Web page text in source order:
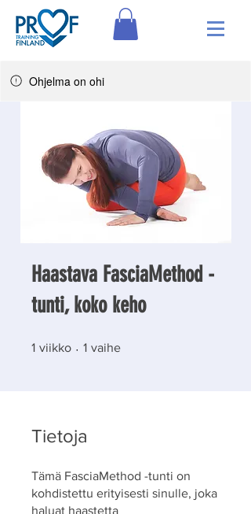
Ohjelma on ohi
Haastava FasciaMethod -
tunti, koko keho
1 viikko 1 viikko
1 vaihe
Tietoja
Tämä FasciaMethod -tunti on
kohdistettu erityisesti sinulle, joka
haluat haastetta